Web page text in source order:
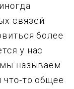
связей.
более
у нас
называем
то общее